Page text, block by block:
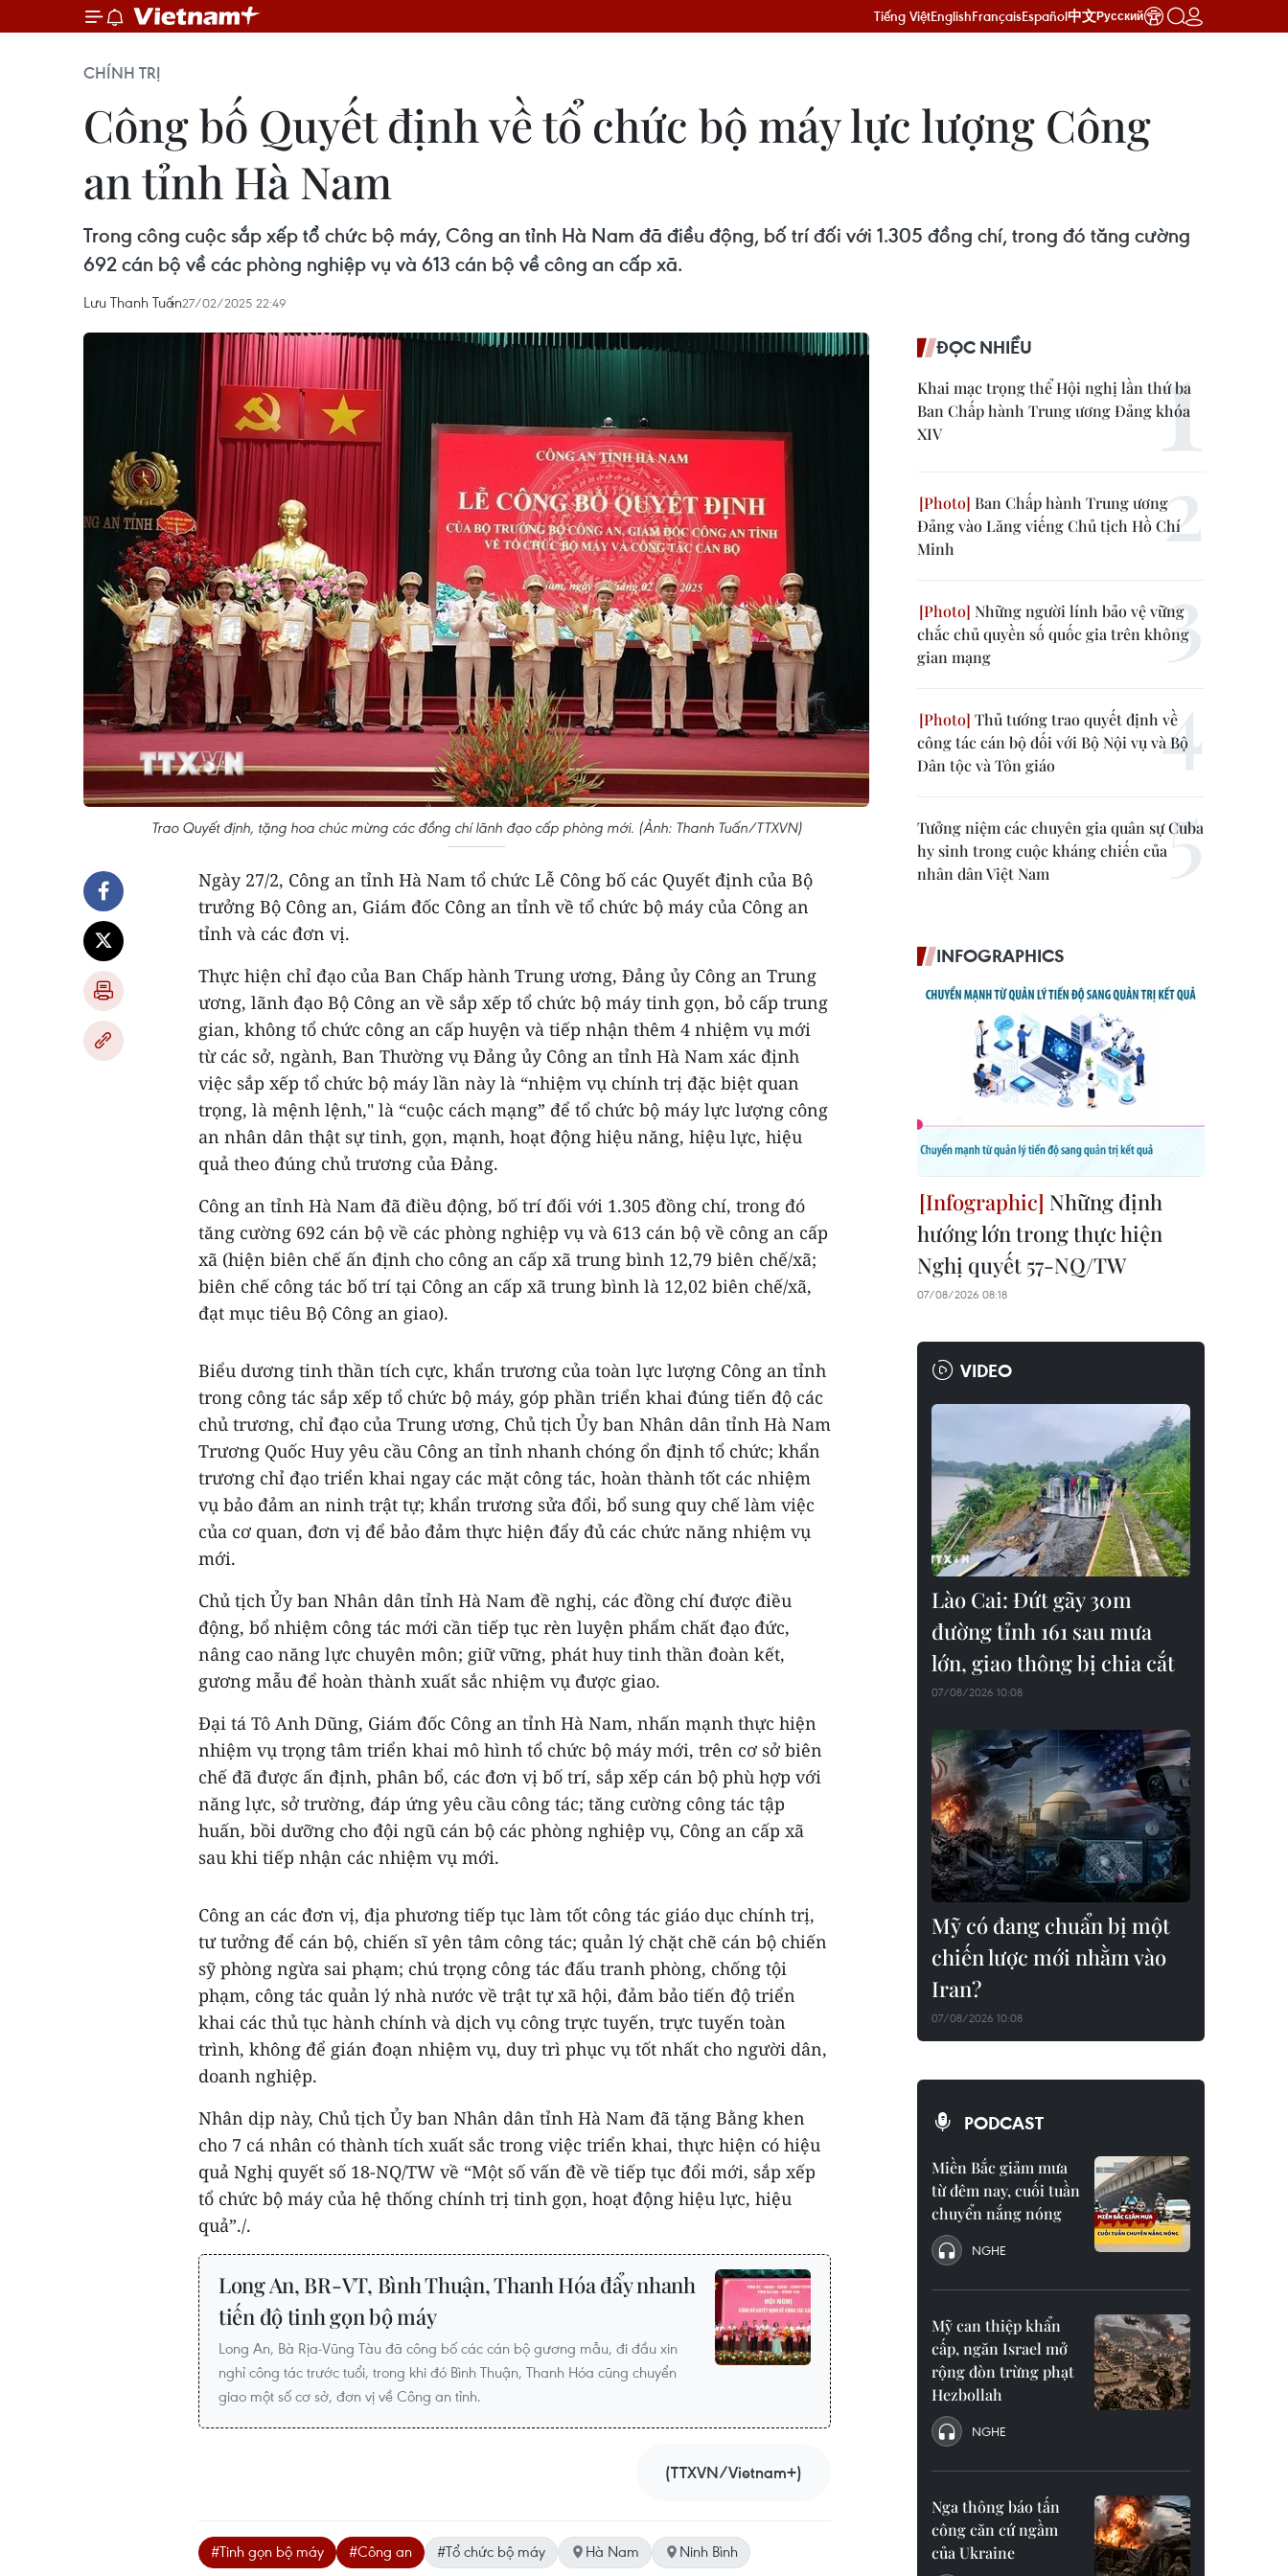
Tiếng ViệtEnglishFrançaisEspañol中文Русский
CHÍNH TRỊ
Công bố Quyết định về tổ chức bộ máy lực lượng Công
an tỉnh Hà Nam
Trong công cuộc sắp xếp tổ chức bộ máy, Công an tỉnh Hà Nam đã điều động, bố trí đối với 1.305 đồng chí, trong đó tăng cường
692 cán bộ về các phòng nghiệp vụ và 613 cán bộ về công an cấp xã.
Lưu Thanh Tuấn27/02/2025 22:49
Trao Quyết định, tặng hoa chúc mừng các đồng chí lãnh đạo cấp phòng mới. (Ảnh: Thanh Tuấn/TTXVN)
Ngày 27/2, Công an tỉnh Hà Nam tổ chức Lễ Công bố các Quyết định của Bộ
trưởng Bộ Công an, Giám đốc Công an tỉnh về tổ chức bộ máy của Công an
tỉnh và các đơn vị.
Thực hiện chỉ đạo của Ban Chấp hành Trung ương, Đảng ủy Công an Trung
ương, lãnh đạo Bộ Công an về sắp xếp tổ chức bộ máy tinh gọn, bỏ cấp trung
gian, không tổ chức công an cấp huyện và tiếp nhận thêm 4 nhiệm vụ mới
từ các sở, ngành, Ban Thường vụ Đảng ủy Công an tỉnh Hà Nam xác định
việc sắp xếp tổ chức bộ máy lần này là “nhiệm vụ chính trị đặc biệt quan
trọng, là mệnh lệnh," là “cuộc cách mạng” để tổ chức bộ máy lực lượng công
an nhân dân thật sự tinh, gọn, mạnh, hoạt động hiệu năng, hiệu lực, hiệu
quả theo đúng chủ trương của Đảng.
Công an tỉnh Hà Nam đã điều động, bố trí đối với 1.305 đồng chí, trong đó
tăng cường 692 cán bộ về các phòng nghiệp vụ và 613 cán bộ về công an cấp
xã (hiện biên chế ấn định cho công an cấp xã trung bình 12,79 biên chế/xã;
biên chế công tác bố trí tại Công an cấp xã trung bình là 12,02 biên chế/xã,
đạt mục tiêu Bộ Công an giao).
Biểu dương tinh thần tích cực, khẩn trương của toàn lực lượng Công an tỉnh
trong công tác sắp xếp tổ chức bộ máy, góp phần triển khai đúng tiến độ các
chủ trương, chỉ đạo của Trung ương, Chủ tịch Ủy ban Nhân dân tỉnh Hà Nam
Trương Quốc Huy yêu cầu Công an tỉnh nhanh chóng ổn định tổ chức; khẩn
trương chỉ đạo triển khai ngay các mặt công tác, hoàn thành tốt các nhiệm
vụ bảo đảm an ninh trật tự; khẩn trương sửa đổi, bổ sung quy chế làm việc
của cơ quan, đơn vị để bảo đảm thực hiện đẩy đủ các chức năng nhiệm vụ
mới.
Chủ tịch Ủy ban Nhân dân tỉnh Hà Nam đề nghị, các đồng chí được điều
động, bổ nhiệm công tác mới cần tiếp tục rèn luyện phẩm chất đạo đức,
nâng cao năng lực chuyên môn; giữ vững, phát huy tinh thần đoàn kết,
gương mẫu để hoàn thành xuất sắc nhiệm vụ được giao.
Đại tá Tô Anh Dũng, Giám đốc Công an tỉnh Hà Nam, nhấn mạnh thực hiện
nhiệm vụ trọng tâm triển khai mô hình tổ chức bộ máy mới, trên cơ sở biên
chế đã được ấn định, phân bổ, các đơn vị bố trí, sắp xếp cán bộ phù hợp với
năng lực, sở trường, đáp ứng yêu cầu công tác; tăng cường công tác tập
huấn, bồi dưỡng cho đội ngũ cán bộ các phòng nghiệp vụ, Công an cấp xã
sau khi tiếp nhận các nhiệm vụ mới.
Công an các đơn vị, địa phương tiếp tục làm tốt công tác giáo dục chính trị,
tư tưởng để cán bộ, chiến sĩ yên tâm công tác; quản lý chặt chẽ cán bộ chiến
sỹ phòng ngừa sai phạm; chú trọng công tác đấu tranh phòng, chống tội
phạm, công tác quản lý nhà nước về trật tự xã hội, đảm bảo tiến độ triển
khai các thủ tục hành chính và dịch vụ công trực tuyến, trực tuyến toàn
trình, không để gián đoạn nhiệm vụ, duy trì phục vụ tốt nhất cho người dân,
doanh nghiệp.
Nhân dịp này, Chủ tịch Ủy ban Nhân dân tỉnh Hà Nam đã tặng Bằng khen
cho 7 cá nhân có thành tích xuất sắc trong việc triển khai, thực hiện có hiệu
quả Nghị quyết số 18-NQ/TW về “Một số vấn đề về tiếp tục đổi mới, sắp xếp
tổ chức bộ máy của hệ thống chính trị tinh gọn, hoạt động hiệu lực, hiệu
quả”./.
Long An, BR-VT, Bình Thuận, Thanh Hóa đẩy nhanh
tiến độ tinh gọn bộ máy
Long An, Bà Rịa-Vũng Tàu đã công bố các cán bộ gương mẫu, đi đầu xin
nghỉ công tác trước tuổi, trong khi đó Bình Thuận, Thanh Hóa cũng chuyển
giao một số cơ sở, đơn vị về Công an tỉnh.
(TTXVN/Vietnam+)
#Tinh gọn bộ máy #Công an #Tổ chức bộ máy Hà Nam Ninh Bình
ĐỌC NHIỀU
Khai mạc trọng thể Hội nghị lần thứ ba
Ban Chấp hành Trung ương Đảng khóa
XIV
Ban Chấp hành Trung ương
Đảng vào Lăng viếng Chủ tịch Hồ Chí
Minh
Những người lính bảo vệ vững
chắc chủ quyền số quốc gia trên không
gian mạng
Thủ tướng trao quyết định về
công tác cán bộ đối với Bộ Nội vụ và Bộ
Dân tộc và Tôn giáo
Tưởng niệm các chuyên gia quân sự Cuba
hy sinh trong cuộc kháng chiến của
nhân dân Việt Nam
INFOGRAPHICS
Những định
hướng lớn trong thực hiện
Nghị quyết 57-NQ/TW
07/08/2026 08:18
VIDEO
Lào Cai: Đứt gãy 30m
đường tỉnh 161 sau mưa
lớn, giao thông bị chia cắt
07/08/2026 10:08
Mỹ có đang chuẩn bị một
chiến lược mới nhằm vào
Iran?
07/08/2026 10:08
PODCAST
Miền Bắc giảm mưa
từ đêm nay, cuối tuần
chuyển nắng nóng
NGHE
Mỹ can thiệp khẩn
cấp, ngăn Israel mở
rộng đòn trừng phạt
Hezbollah
NGHE
Nga thông báo tấn
công căn cứ ngầm
của Ukraine